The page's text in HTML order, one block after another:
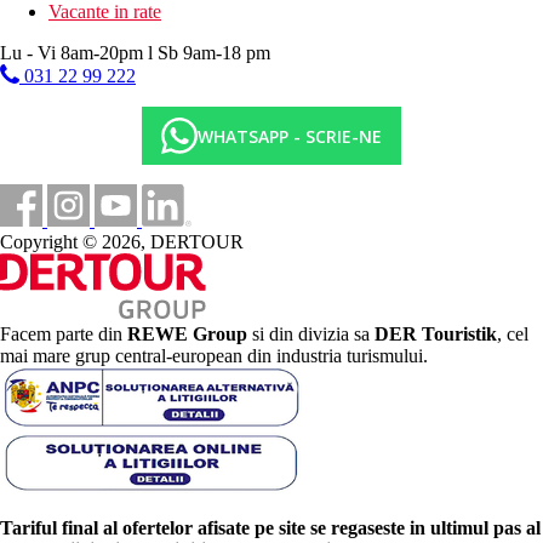
Vacante in rate
Lu - Vi 8am-20pm l Sb 9am-18 pm
031 22 99 222
WHATSAPP - SCRIE-NE
Copyright © 2026, DERTOUR
Facem parte din REWE Group si din divizia sa DER Touristik, cel
mai mare grup central-european din industria turismului.
Tariful final al ofertelor afisate pe site se regaseste in ultimul pas al